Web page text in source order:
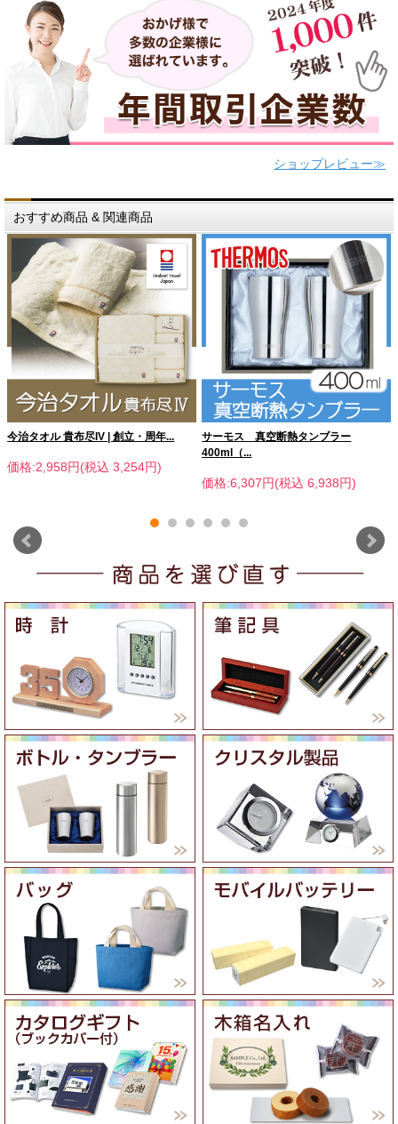
ショップレビュー≫
おすすめ商品 & 関連商品
今治タオル 貴布尽IV | 創立・周年...
価格:2,958円(税込 3,254円)
サーモス 真空断熱タンブラー
400ml（...
価格:6,307円(税込 6,938円)